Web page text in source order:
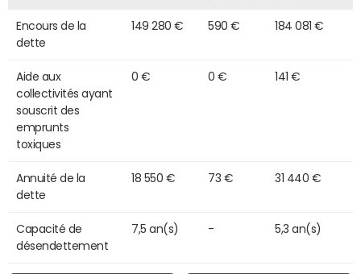
Encours de la
dette
149 280 € 590 € 184 081 €
Aide aux
collectivités ayant
souscrit des
emprunts
toxiques
0 € 0 € 141 €
Annuité de la
dette
18 550 € 73 € 31 440 €
Capacité de
désendettement
7,5 an(s) - 5,3 an(s)